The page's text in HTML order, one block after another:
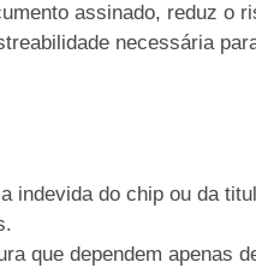
assinado, reduz o
necessária
indevida do chip ou da
que dependem apenas